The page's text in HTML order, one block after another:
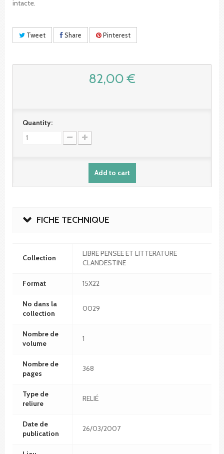
intacte.
Tweet Share Pinterest
82,00 €
Quantity:
Add to cart
FICHE TECHNIQUE
Collection
LIBRE PENSEE ET LITTERATURE
CLANDESTINE
Format 15X22
No dans la
collection
0029
Nombre de
volume
1
Nombre de
pages
368
Type de
reliure
RELIÉ
Date de
publication
26/03/2007